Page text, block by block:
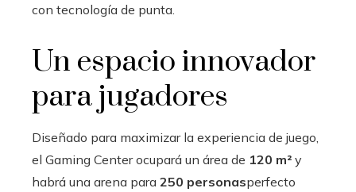
con tecnología de punta.
Un espacio innovador
para jugadores
Diseñado para maximizar la experiencia de juego,
el Gaming Center ocupará un área de 120 m² y
habrá una arena para 250 personasperfecto